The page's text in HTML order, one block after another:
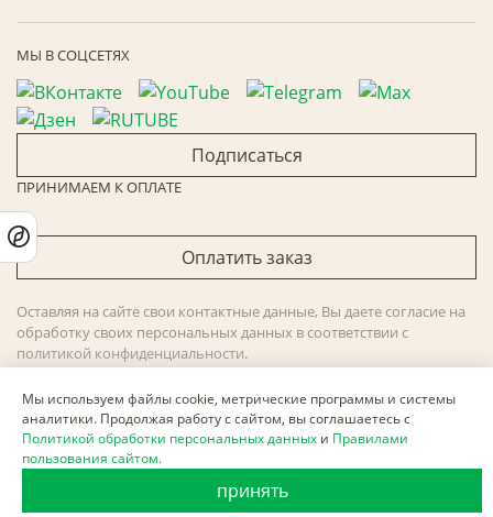
МЫ В СОЦСЕТЯХ
Подписаться
ПРИНИМАЕМ К ОПЛАТЕ
Оплатить заказ
Оставляя на сайте свои контактные данные, Вы даете согласие на
обработку своих персональных данных в соответствии с
политикой конфиденциальности.
характер.
Политика обработки персональных данных ,Согласие на
обработку персональных данных
Мы используем файлы cookie, метрические программы и системы
аналитики. Продолжая работу с сайтом, вы соглашаетесь с
Политикой обработки персональных данных и Правилами
пользования сайтом.
принять